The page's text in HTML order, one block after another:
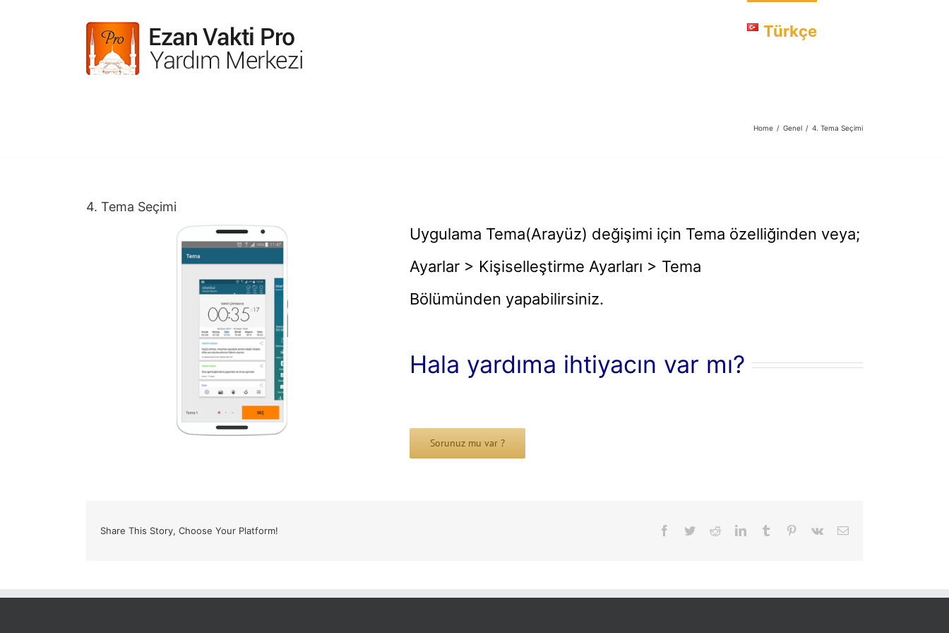
Türkçe
Home / Genel / 4. Tema Seçimi
4. Tema Seçimi
Uygulama Tema(Arayüz) değişimi için Tema özelliğinden veya;
Ayarlar > Kişiselleştirme Ayarları > Tema
Bölümünden yapabilirsiniz.
Hala yardıma ihtiyacın var mı?
Sorunuz mu var ?
Share This Story, Choose Your Platform! Facebook
TwitterRedditLinkedInTumblr Pinterest
Vk Email